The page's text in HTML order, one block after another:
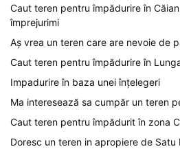
Caut teren pentru împădurire în
împrejurimi
Aș vrea un teren care are nevoie de
Caut teren pentru împădurire în
Impadurire în baza unei înțelegeri
Ma interesează sa cumpăr un teren
Caut teren pentru împădurit în zona
Doresc un teren in apropiere de